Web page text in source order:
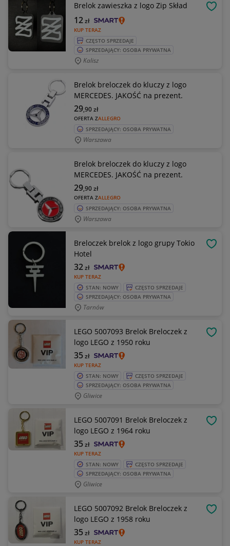
Brelok zawieszka z logo Zip Skład
KUP TERAZ
12zł
CZĘSTO SPRZEDAJE
SPRZEDAJĄCY: OSOBA PRYWATNA
Kalisz
Brelok breloczek do kluczy z logo
MERCEDES. JAKOŚĆ na prezent.
OFERTA ZALLEGRO
29,90zł
SPRZEDAJĄCY: OSOBA PRYWATNA
Warszawa
Brelok breloczek do kluczy z logo
MERCEDES. JAKOŚĆ na prezent.
OFERTA ZALLEGRO
29,90zł
SPRZEDAJĄCY: OSOBA PRYWATNA
Warszawa
Breloczek brelok z logo grupy Tokio
Hotel
KUP TERAZ
32zł
STAN: NOWY
CZĘSTO SPRZEDAJE
SPRZEDAJĄCY: OSOBA PRYWATNA
Tarnów
LEGO 5007093 Brelok Breloczek z
logo LEGO z 1950 roku
KUP TERAZ
35zł
STAN: NOWY
CZĘSTO SPRZEDAJE
SPRZEDAJĄCY: OSOBA PRYWATNA
Gliwice
LEGO 5007091 Brelok Breloczek z
logo LEGO z 1964 roku
KUP TERAZ
35zł
STAN: NOWY
CZĘSTO SPRZEDAJE
SPRZEDAJĄCY: OSOBA PRYWATNA
Gliwice
LEGO 5007092 Brelok Breloczek z
logo LEGO z 1958 roku
KUP TERAZ
35zł